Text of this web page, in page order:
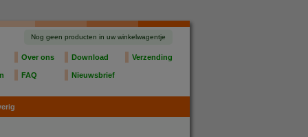
Nog geen producten in uw winkelwagentje
Over ons Download Verzending
FAQ Nieuwsbrief